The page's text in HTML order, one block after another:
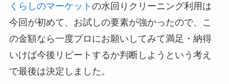
くらしのマーケット の水回りクリーニング利用は
今回が初めて、お試しの要素が強かったので、こ
の金額なら一度プロにお願いしてみて満足・納得
いけば今後リピートするか判断しようという考え
で最後は決定しました。